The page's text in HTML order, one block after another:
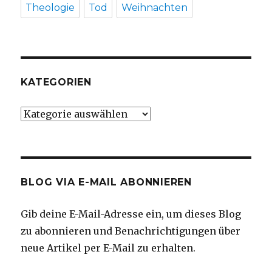
Theologie Tod Weihnachten
KATEGORIEN
Kategorien
BLOG VIA E-MAIL ABONNIEREN
Gib deine E-Mail-Adresse ein, um dieses Blog
zu abonnieren und Benachrichtigungen über
neue Artikel per E-Mail zu erhalten.